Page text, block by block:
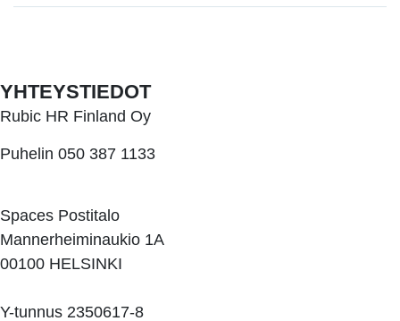
YHTEYSTIEDOT
Rubic HR Finland Oy
Puhelin 050 387 1133
Spaces Postitalo
Mannerheiminaukio 1A
00100 HELSINKI
Y-tunnus 2350617-8